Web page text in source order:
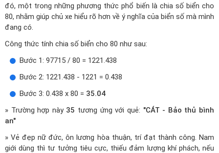
đó, một trong những phương thức phổ biến là chia số biển cho
80, nhằm giúp chủ xe hiểu rõ hơn về ý nghĩa của biển số mà mình
đang có.
Công thức tính chia số biển cho 80 như sau:
Bước 1: 97715 / 80 = 1221.438
Bước 2: 1221.438 - 1221 = 0.438
Bước 3: 0.438 x 80 = 35.04
» Trường hợp này 35 tương ứng với quẻ: "CÁT - Bảo thủ bình
an"
» Vẻ đẹp nữ đức, ôn lương hòa thuận, trí đạt thành công. Nam
giới dùng thì tư tưởng tiêu cực, thiếu đảm lượng khí phách, nếu